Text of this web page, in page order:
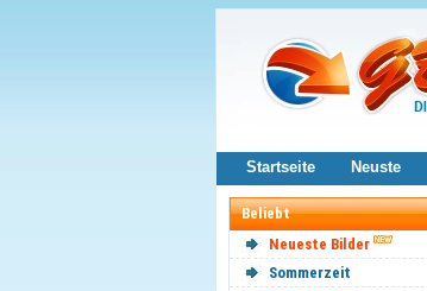
Startseite Neuste
Beliebt
Neueste Bilder
Sommerzeit